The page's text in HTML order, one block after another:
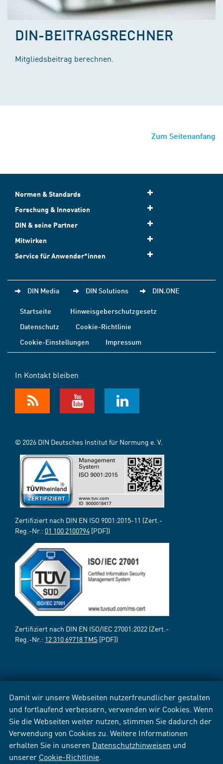
Damit wir unsere Webseiten nutzerfreundlicher gestalten
und fortlaufend verbessern, verwenden wir Cookies. Wenn
Sie die Webseiten weiter nutzen, stimmen Sie dadurch der
Verwendung von Cookies zu. Weitere Informationen
erhalten Sie in unseren Datenschutzhinweisen und
unserer Cookie-Richtlinie
DIN-BEITRAGSRECHNER
Mitgliedsbeitrag berechnen.
Zum Seitenanfang
Normen & Standards
Forschung & Innovation
DIN & seine Partner
Mitwirken
Service für Anwender*innen
DIN Media DIN Solutions DIN.ONE
Startseite
Hinweisgeberschutzgesetz
Datenschutz
Cookie-Richtlinie
Cookie-Einstellungen
Impressum
In Kontakt bleiben
© 2026 DIN Deutsches Institut für Normung e. V.
Zertifiziert nach DIN EN ISO 9001:2015-11 (Zert.-
Reg.-Nr.: 01 100 2100794 [PDF])
Zertifiziert nach DIN EN ISO/IEC 27001:2022 (Zert.-
Reg.-Nr.: 12 310 69718 TMS [PDF])